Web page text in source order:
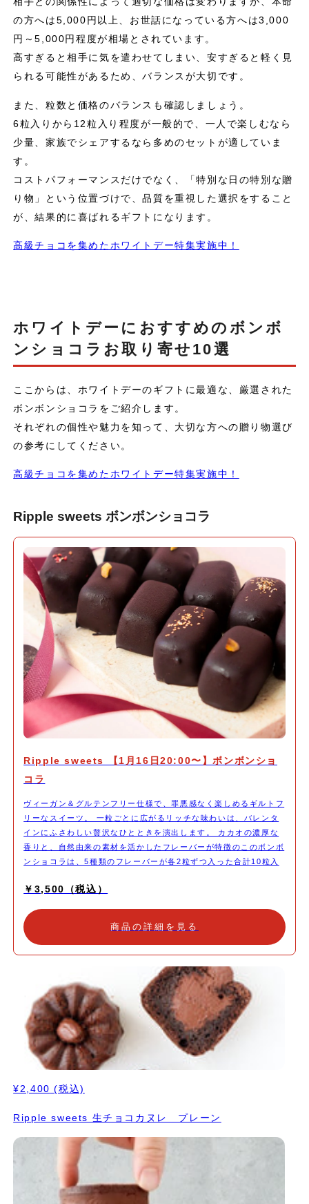
の方へは5,000円以上、お世話になっている方へは3,000
円～5,000円程度が相場とされています。
高すぎると相手に気を遣わせてしまい、安すぎると軽く見
られる可能性があるため、バランスが大切です。
また、粒数と価格のバランスも確認しましょう。
6粒入りから12粒入り程度が一般的で、一人で楽しむなら
少量、家族でシェアするなら多めのセットが適していま
す。
コストパフォーマンスだけでなく、「特別な日の特別な贈
り物」という位置づけで、品質を重視した選択をすること
が、結果的に喜ばれるギフトになります。
高級チョコを集めたホワイトデー特集実施中！
ホワイトデーにおすすめのボンボ
ンショコラお取り寄せ10選
ここからは、ホワイトデーのギフトに最適な、厳選された
ボンボンショコラをご紹介します。
それぞれの個性や魅力を知って、大切な方への贈り物選び
の参考にしてください。
高級チョコを集めたホワイトデー特集実施中！
Ripple sweets ボンボンショコラ
Ripple sweets 【1月16日20:00〜】ボンボンショ
コラ
ヴィーガン＆グルテンフリー仕様で、罪悪感なく楽しめるギルトフ
リーなスイーツ。 一粒ごとに広がるリッチな味わいは、バレンタ
インにふさわしい贅沢なひとときを演出します。 カカオの濃厚な
香りと、自然由来の素材を活かしたフレーバーが特徴のこのボンボ
ンショコラは、5種類のフレーバーが各2粒ずつ入った合計10粒入
だけます。 ナッツやフルーツを使った彩り豊かなバリエーション
すすめポイント 味は全部で5種類 プレーン（生チョコ）、ベリ
ー、ピスタチオ、プラリネ 、オレンジの5種類のフレーバー ・プ
小麦を一切使用せず、さらにアルコール不使用で仕上げました。お
子様から健康志向の方まで、誰でも安心して味わえる特別なショコ
ラです。 ヘルシーだけど贅沢な満足感 Ripple Sweetsのこだわり
が詰まったショコラは、健康的な素材でありながら、妥協のない濃
厚な味わいをお楽しみいただけます。 プレゼントに最適 大切な人
へのギフトにぴったり。特別な日を彩る贈り物として、自分用にも
おすすめです。 数量限定 今年のバレンタインは、大切な方や自分
ため、お早めにご予約ください！
￥3,500（税込）
商品の詳細を見る
¥2,400 (税込)
Ripple sweets 生チョコカヌレ プレーン